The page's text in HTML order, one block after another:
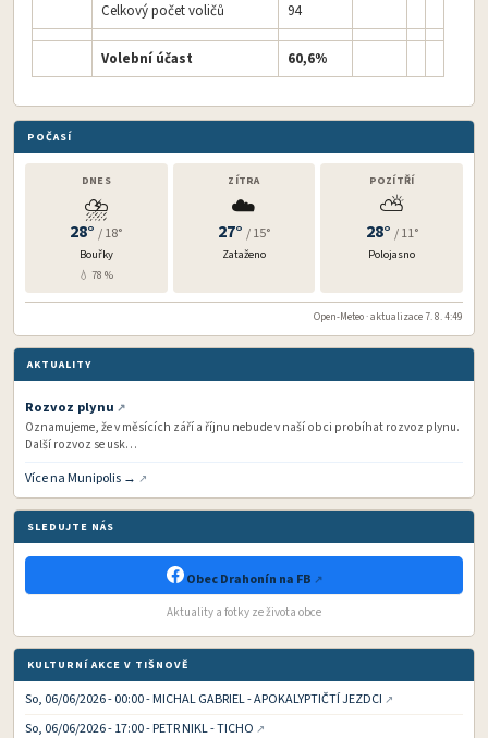
Celkový počet voličů 94
Volební účast 60,6%
POČASÍ
DNES
⛈️
28°/ 18°
Bouřky
💧 78 %
ZÍTRA
☁️
27° / 15°
Zataženo
POZÍTŘÍ
⛅
28° / 11°
Polojasno
Open-Meteo · aktualizace 7. 8. 4:49
AKTUALITY
Rozvoz plynu
Oznamujeme, že v měsících září a říjnu nebude v naší obci probíhat rozvoz plynu.
Další rozvoz se usk…
Více na Munipolis →
SLEDUJTE NÁS
Obec Drahonín na FB
Aktuality a fotky ze života obce
KULTURNÍ AKCE V TIŠNOVĚ
So, 06/06/2026 - 00:00 - MICHAL GABRIEL - APOKALYPTIČTÍ JEZDCI
So, 06/06/2026 - 17:00 - PETR NIKL - TICHO